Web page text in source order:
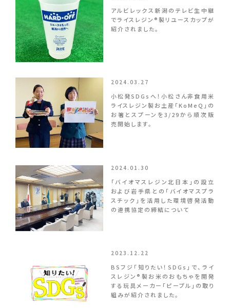
アルビレックス新潟のテレビ生中継
でライスレジン®製リユースカップが
紹介されました。
2024.03.27
小松発SDGsへ！小松さん非食用米
ライスレジン製お土産「KoMeQ」の
お箸とスプーンを3/29から順次販
売開始します。
2024.01.30
「バイオマスレジン北日本」の設立
および岩手県との「バイオマスプラ
スチック」を活用した環境啓発活動
の連携協定の締結について
2023.12.22
BSフジ「知りたい！SDGs」で、ライ
スレジン®製お米のおもちゃを開発
する玩具メーカー「ピープル」の取り
組みが紹介されました。